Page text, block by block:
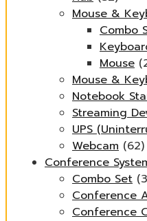
Mouse &
Combo
Mouse
Mouse &
Notebook
Streaming
UPS
Webcam (62)
Conference
Combo Set
Conference
Conference